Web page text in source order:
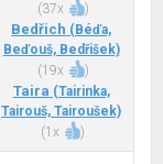
(37x )
Bedřich (Béďa,
Beďouš, Bedřišek)
(19x )
Taira (Tairinka,
Tairouš, Tairoušek)
(1x )